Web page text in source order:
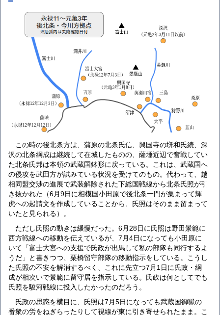
この時の後北条方は、蒲原の北条氏信、興国寺の垪和氏続、深
沢の北条綱成は継続して在城したものの、薩埵近辺で奮戦してい
た北条氏邦は本領の武蔵国鉢形に戻っている。これは、武蔵国へ
の侵攻を武田方が試みている状況を受けてのもの。代わって、越
相同盟交渉の進展で武装解除された下総国戦線から北条氏照が引
き抜かれた（6月9日に相模国小田原で後北条一門が集まって輝
虎への起請文を作成していることから、氏照はそのまま留まって
いたと見られる）。
ただし氏照の動きは緩慢だった。6月28日に氏照は野田景範に
西方戦線への移動を伝えているが、7月4日になっても小田原に
いて「富士大宮への支援で氏政が出馬して私の部隊も同行するよ
うだ」と書きつつ、栗橋留守部隊の移動指示をしている。こうし
た氏照の不安を解消するべく、これに先立つ7月1日に氏政・綱
成が相次いで景範に留守居を指示している。氏政は何としてでも
氏照を駿河戦線に投入したかったのだろう。
氏政の思惑を横目に、氏照は7月5日になっても武蔵国御獄の
番衆の労をねぎらったりして視線が東に引き寄せられたまま。こ